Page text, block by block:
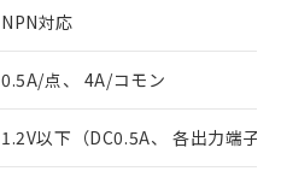
NPN対応
0.5A/点、 4A/コモン
1.2V以下（DC0.5A、 各出力端子